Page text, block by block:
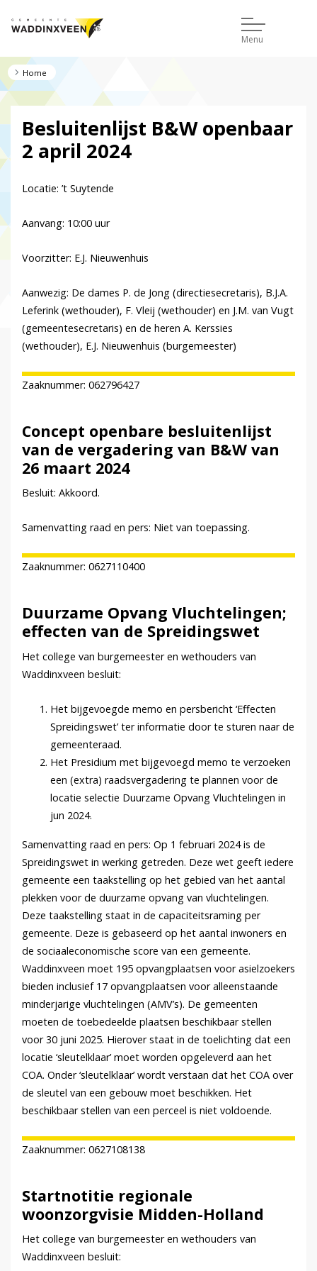
Menu
Home
Besluitenlijst B&W openbaar
2 april 2024
Locatie: ’t Suytende
Aanvang: 10:00 uur
Voorzitter: E.J. Nieuwenhuis
Aanwezig: De dames P. de Jong (directiesecretaris), B.J.A.
Leferink (wethouder), F. Vleij (wethouder) en J.M. van Vugt
(gemeentesecretaris) en de heren A. Kerssies
(wethouder), E.J. Nieuwenhuis (burgemeester)
Zaaknummer: 062796427
Concept openbare besluitenlijst
van de vergadering van B&W van
26 maart 2024
Besluit: Akkoord.
Samenvatting raad en pers: Niet van toepassing.
Zaaknummer: 0627110400
Duurzame Opvang Vluchtelingen;
effecten van de Spreidingswet
Het college van burgemeester en wethouders van
Waddinxveen besluit:
Het bijgevoegde memo en persbericht ‘Effecten
Spreidingswet’ ter informatie door te sturen naar de
gemeenteraad.
Het Presidium met bijgevoegd memo te verzoeken
een (extra) raadsvergadering te plannen voor de
locatie selectie Duurzame Opvang Vluchtelingen in
jun 2024.
Samenvatting raad en pers: Op 1 februari 2024 is de
Spreidingswet in werking getreden. Deze wet geeft iedere
gemeente een taakstelling op het gebied van het aantal
plekken voor de duurzame opvang van vluchtelingen.
Deze taakstelling staat in de capaciteitsraming per
gemeente. Deze is gebaseerd op het aantal inwoners en
de sociaaleconomische score van een gemeente.
Waddinxveen moet 195 opvangplaatsen voor asielzoekers
bieden inclusief 17 opvangplaatsen voor alleenstaande
minderjarige vluchtelingen (AMV’s). De gemeenten
moeten de toebedeelde plaatsen beschikbaar stellen
voor 30 juni 2025. Hierover staat in de toelichting dat een
locatie ‘sleutelklaar’ moet worden opgeleverd aan het
COA. Onder ‘sleutelklaar’ wordt verstaan dat het COA over
de sleutel van een gebouw moet beschikken. Het
beschikbaar stellen van een perceel is niet voldoende.
Zaaknummer: 0627108138
Startnotitie regionale
woonzorgvisie Midden-Holland
Het college van burgemeester en wethouders van
Waddinxveen besluit: